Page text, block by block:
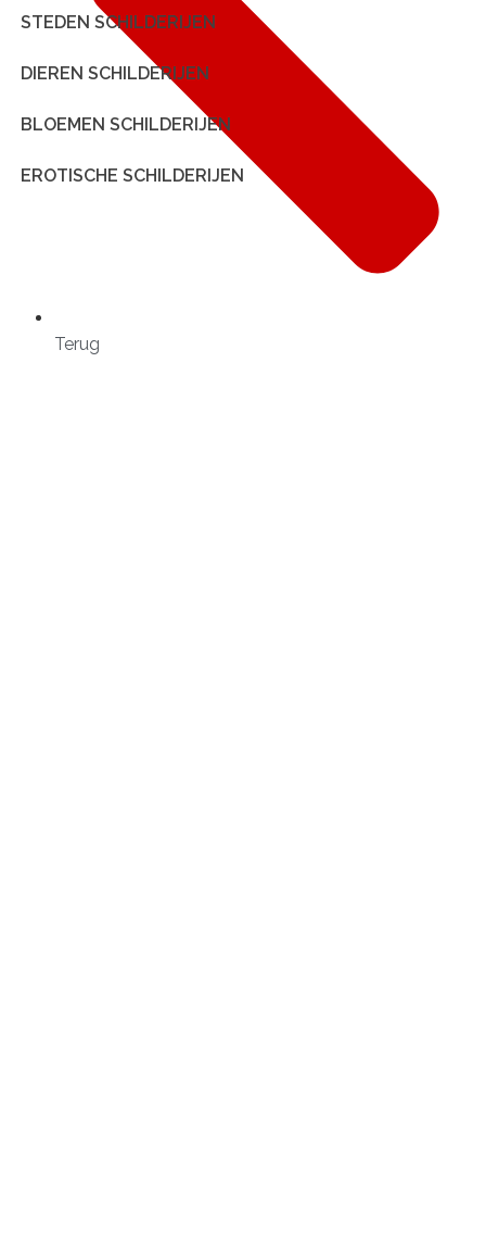
Terug
STEDEN SCHILDERIJEN
DIEREN SCHILDERIJEN
BLOEMEN SCHILDERIJEN
EROTISCHE SCHILDERIJEN